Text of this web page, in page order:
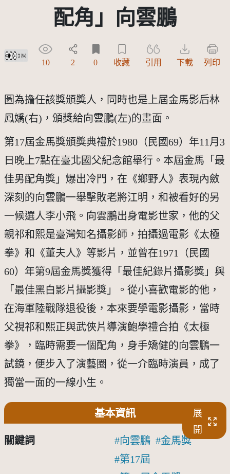
配角」向雲鵬
創用CC姓名標示-禁止改作 3.0 台灣及其後版本(CC BY-ND 3.0 TW +)
10 2 0 收藏 引用 下載 列印
圖為擔任該獎頒獎人，同時也是上屆金馬影后林
鳳嬌(右)，頒獎給向雲鵬(左)的畫面。
第17屆金馬獎頒獎典禮於1980（民國69）年11月3
日晚上7點在臺北國父紀念館舉行。本屆金馬「最
佳男配角獎」爆出冷門，在《鄉野人》表現內斂
深刻的向雲鵬一舉擊敗老將江明，和被看好的另
一候選人李小飛。向雲鵬出身電影世家，他的父
親祁和熙是臺灣知名攝影師，拍攝過電影《太極
拳》和《董夫人》等影片，並曾在1971（民國
60）年第9屆金馬獎獲得「最佳紀錄片攝影獎」與
「最佳黑白影片攝影獎」。從小喜歡電影的他，
在海軍陸戰隊退役後，本來要學電影攝影，當時
父視祁和熙正與武俠片導演鮑學禮合拍《太極
拳》，臨時需要一個配角，身手矯健的向雲鵬一
試鏡，便步入了演藝圈，從一介臨時演員，成了
獨當一面的一線小生。
基本資訊
展
開
關鍵詞 向雲鵬
金馬獎
第17屆